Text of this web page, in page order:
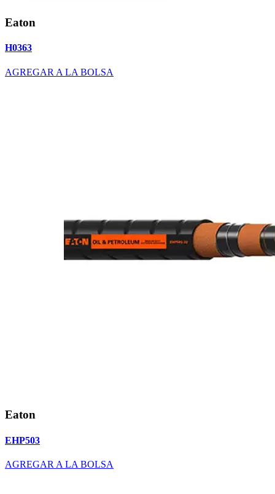
Eaton
H0363
AGREGAR A LA BOLSA
Eaton
EHP503
AGREGAR A LA BOLSA